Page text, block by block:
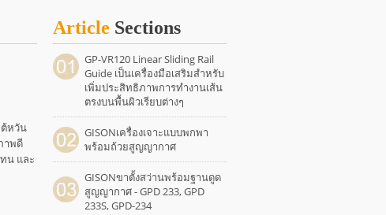
หวัน
าพดี
น และ
Article Sections
GP-VR120 Linear Sliding Rail
Guide เป็นเครื่องมือเสริมสำหรับ
เพิ่มประสิทธิภาพการทำงานเส้น
ตรงบนพื้นผิวเรียบต่างๆ
GISONเครื่องเจาะแบบพกพา
พร้อมถ้วยสูญญากาศ
GISONขาตั้งสว่านพร้อมฐานดูด
สูญญากาศ - GPD 233, GPD
233S, GPD-234